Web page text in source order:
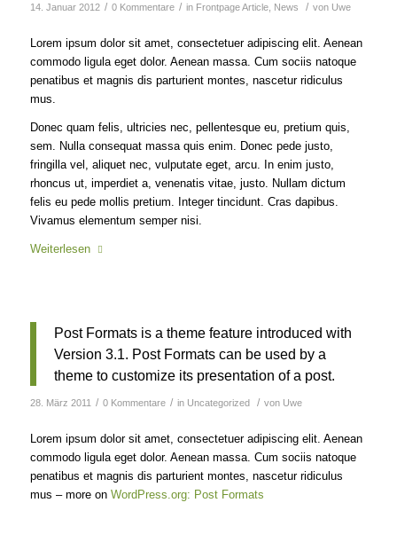
14. Januar 2012 / 0 Kommentare / in Frontpage Article, News / von Uwe
Lorem ipsum dolor sit amet, consectetuer adipiscing elit. Aenean
commodo ligula eget dolor. Aenean massa. Cum sociis natoque
penatibus et magnis dis parturient montes, nascetur ridiculus
mus.
Donec quam felis, ultricies nec, pellentesque eu, pretium quis,
sem. Nulla consequat massa quis enim. Donec pede justo,
fringilla vel, aliquet nec, vulputate eget, arcu. In enim justo,
rhoncus ut, imperdiet a, venenatis vitae, justo. Nullam dictum
felis eu pede mollis pretium. Integer tincidunt. Cras dapibus.
Vivamus elementum semper nisi.
Weiterlesen
Post Formats is a theme feature introduced with
Version 3.1. Post Formats can be used by a
theme to customize its presentation of a post.
28. März 2011 / 0 Kommentare / in Uncategorized / von Uwe
Lorem ipsum dolor sit amet, consectetuer adipiscing elit. Aenean
commodo ligula eget dolor. Aenean massa. Cum sociis natoque
penatibus et magnis dis parturient montes, nascetur ridiculus
mus – more on WordPress.org: Post Formats